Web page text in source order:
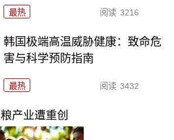
最热 阅读 3216
韩国极端高温威胁健康：致命危
害与科学预防指南
最热 阅读 3432
产业遭重创